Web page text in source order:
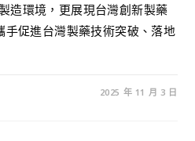
造環境，更展現台灣創新製藥
手促進台灣製藥技術突破、落地
2025 年 11 月 3 日